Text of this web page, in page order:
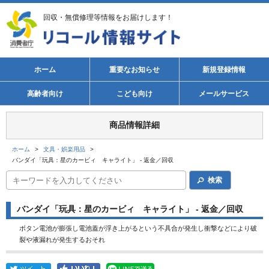
回収・無償修理等情報をお届けします！
ホーム 重要なお知らせ 新規登録情報
高齢者向け こども向け メールサービス
商品情報詳細
ホーム > 文具・娯楽用品
>
バンダイ「玩具：星のカービィ キャライト」 - 返金／回収
検索
バンダイ「玩具：星のカービィ キャライト」 - 返金／回収
ボタン電池が膨張し電池蓋が浮き上がるという不具合が発生し衝撃などにより破
裂や液漏れが発生するおそれ